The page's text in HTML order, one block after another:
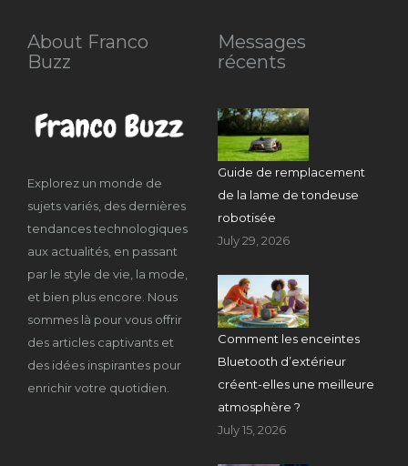
About Franco
Buzz
Explorez un monde de
sujets variés, des dernières
tendances technologiques
aux actualités, en passant
par le style de vie, la mode,
et bien plus encore. Nous
sommes là pour vous offrir
des articles captivants et
des idées inspirantes pour
enrichir votre quotidien.
Messages
récents
Guide de remplacement
de la lame de tondeuse
robotisée
July 29, 2026
Comment les enceintes
Bluetooth d’extérieur
créent-elles une meilleure
atmosphère ?
July 15, 2026